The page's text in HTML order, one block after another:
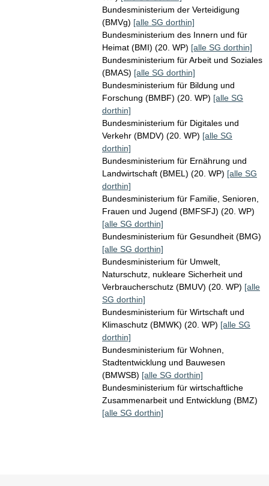
Bundesministerium der Verteidigung
(BMVg) [alle SG dorthin]
Bundesministerium des Innern und für
Heimat (BMI) (20. WP) [alle SG dorthin]
Bundesministerium für Arbeit und Soziales
(BMAS) [alle SG dorthin]
Bundesministerium für Bildung und
Forschung (BMBF) (20. WP) [alle SG
dorthin]
Bundesministerium für Digitales und
Verkehr (BMDV) (20. WP) [alle SG
dorthin]
Bundesministerium für Ernährung und
Landwirtschaft (BMEL) (20. WP) [alle SG
dorthin]
Bundesministerium für Familie, Senioren,
Frauen und Jugend (BMFSFJ) (20. WP)
[alle SG dorthin]
Bundesministerium für Gesundheit (BMG)
[alle SG dorthin]
Bundesministerium für Umwelt,
Naturschutz, nukleare Sicherheit und
Verbraucherschutz (BMUV) (20. WP) [alle
SG dorthin]
Bundesministerium für Wirtschaft und
Klimaschutz (BMWK) (20. WP) [alle SG
dorthin]
Bundesministerium für Wohnen,
Stadtentwicklung und Bauwesen
(BMWSB) [alle SG dorthin]
Bundesministerium für wirtschaftliche
Zusammenarbeit und Entwicklung (BMZ)
[alle SG dorthin]